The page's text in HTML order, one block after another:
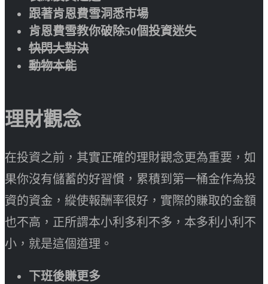
跟著肯恩費雪洞悉市場
肯恩費雪教你破除50個投資迷失
快閃大對決
動物本能
理財觀念
在投資之前，其實正確的理財觀念更為重要，如
果你沒有儲蓄的好習慣，累積到第一桶金作為投
資的資金，縱使報酬率很好，實際的賺取的金額
也不高，正所謂本小利多利不多，本多利小利不
小，就是這個道理。
下班後賺更多